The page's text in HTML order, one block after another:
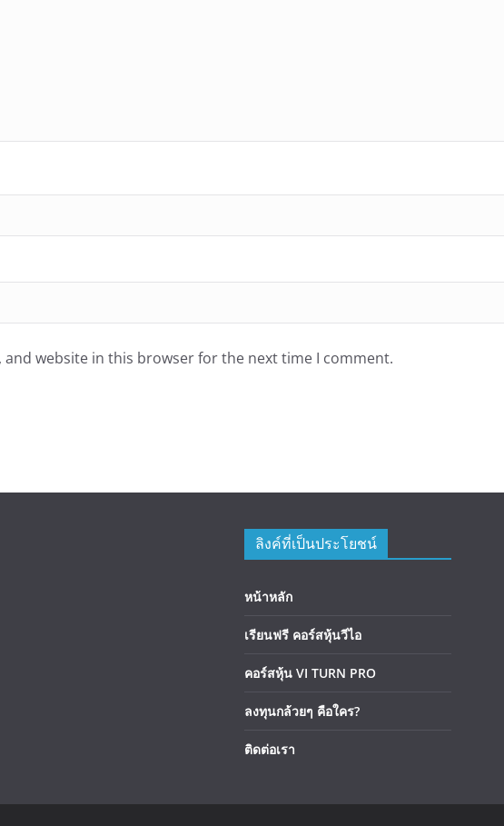
and website in this browser for the next time I comment.
ลิงค์ที่เป็นประโยชน์
หน้าหลัก
เรียนฟรี คอร์สหุ้นวีไอ
คอร์สหุ้น VI TURN PRO
ลงทุนกล้วยๆ คือใคร?
ติดต่อเรา